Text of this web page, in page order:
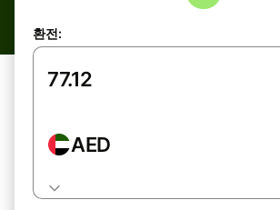
환전:
AED